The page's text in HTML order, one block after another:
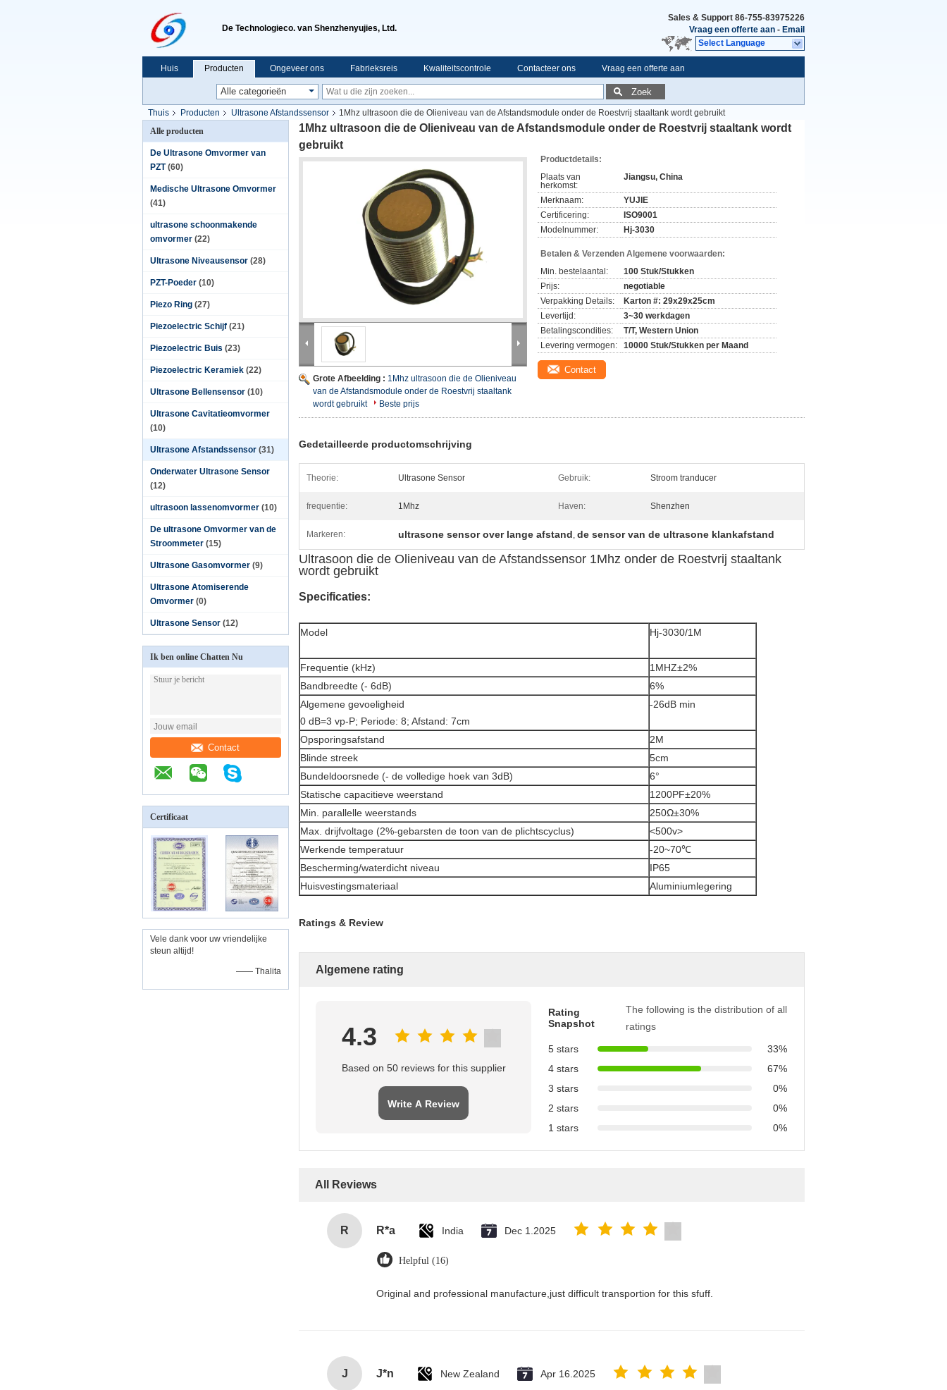
De Technologieco. van Shenzhenyujies, Ltd.
Sales & Support 86-755-83975226
Vraag een offerte aan - Email
Select Language
Huis Producten Ongeveer ons Fabrieksreis Kwaliteitscontrole Contacteer ons Vraag een offerte aan
Zoek
Thuis Producten Ultrasone Afstandssensor
1Mhz ultrasoon die de Olieniveau van de Afstandsmodule onder de Roestvrij staaltank wordt gebruikt
Alle producten
De Ultrasone Omvormer van
PZT (60)
Medische Ultrasone Omvormer
(41)
ultrasone schoonmakende
omvormer (22)
Ultrasone Niveausensor (28)
PZT-Poeder (10)
Piezo Ring (27)
Piezoelectric Schijf (21)
Piezoelectric Buis (23)
Piezoelectric Keramiek (22)
Ultrasone Bellensensor (10)
Ultrasone Cavitatieomvormer
(10)
Ultrasone Afstandssensor (31)
Onderwater Ultrasone Sensor
(12)
ultrasoon lassenomvormer (10)
De ultrasone Omvormer van de
Stroommeter (15)
Ultrasone Gasomvormer (9)
Ultrasone Atomiserende
Omvormer (0)
Ultrasone Sensor (12)
Ik ben online Chatten Nu
Contact
Certificaat
Vele dank voor uw vriendelijke
steun altijd!
—— Thalita
1Mhz ultrasoon die de Olieniveau van de Afstandsmodule onder de Roestvrij staaltank wordt
gebruikt
Grote Afbeelding : 1Mhz ultrasoon die de Olieniveau
van de Afstandsmodule onder de Roestvrij staaltank
wordt gebruikt
Beste prijs
Productdetails:
Plaats van
herkomst:
Jiangsu, China
Merknaam:
YUJIE
Certificering:
ISO9001
Modelnummer:
Hj-3030
Betalen & Verzenden Algemene voorwaarden:
Min. bestelaantal:
100 Stuk/Stukken
Prijs:
negotiable
Verpakking Details:
Karton #: 29x29x25cm
Levertijd:
3~30 werkdagen
Betalingscondities:
T/T, Western Union
Levering vermogen:
10000 Stuk/Stukken per Maand
Contact
Gedetailleerde productomschrijving
Theorie: Ultrasone Sensor Gebruik: Stroom tranducer
frequentie: 1Mhz Haven: Shenzhen
Markeren: ultrasone sensor over lange afstand, de sensor van de ultrasone klankafstand
Ultrasoon die de Olieniveau van de Afstandssensor 1Mhz onder de Roestvrij staaltank
wordt gebruikt
Specificaties:
Model Hj-3030/1M
Frequentie (kHz)
1MHZ±2%
Bandbreedte (- 6dB)
6%
Algemene gevoeligheid
0 dB=3 vp-P; Periode: 8; Afstand: 7cm
-26dB min
Opsporingsafstand
2M
Blinde streek
5cm
Bundeldoorsnede (- de volledige hoek van 3dB)
6°
Statische capacitieve weerstand
1200PF±20%
Min. parallelle weerstands
250Ω±30%
Max. drijfvoltage (2%-gebarsten de toon van de plichtscyclus)
<500v>
Werkende temperatuur
-20~70℃
Bescherming/waterdicht niveau
IP65
Huisvestingsmateriaal
Aluminiumlegering
Ratings & Review
Algemene rating
4.3
Based on 50 reviews for this supplier
Write A Review
Rating
Snapshot
The following is the distribution of all
ratings
5 stars
33%
4 stars
67%
3 stars
0%
2 stars
0%
1 stars
0%
All Reviews
R R*a India Dec 1.2025
Helpful (16)
Original and professional manufacture,just difficult transportion for this sfuff.
J J*n New Zealand Apr 16.2025